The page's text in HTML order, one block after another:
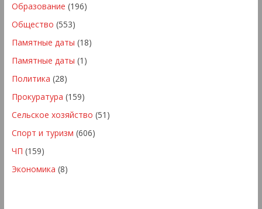
Образование (196)
Общество (553)
Памятные даты (18)
Памятные даты (1)
Политика (28)
Прокуратура (159)
Сельское хозяйство (51)
Спорт и туризм (606)
ЧП (159)
Экономика (8)